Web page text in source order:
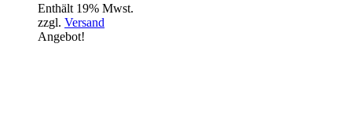
Enthält 19% Mwst.
zzgl. Versand
Angebot!